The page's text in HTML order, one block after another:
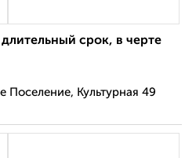
срок, в черте
Культурная 49